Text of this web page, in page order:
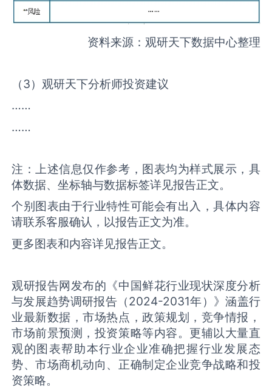
资料来源：观研天下数据中心整理
（3）观研天下分析师投资建议
……
……
注：上述信息仅作参考，图表均为样式展示，具
体数据、坐标轴与数据标签详见报告正文。
个别图表由于行业特性可能会有出入，具体内容
请联系客服确认，以报告正文为准。
更多图表和内容详见报告正文。
观研报告网发布的《中国鲜花行业现状深度分析
与发展趋势调研报告（2024-2031年）》涵盖行
业最新数据，市场热点，政策规划，竞争情报，
市场前景预测，投资策略等内容。更辅以大量直
观的图表帮助本行业企业准确把握行业发展态
势、市场商机动向、正确制定企业竞争战略和投
资策略。